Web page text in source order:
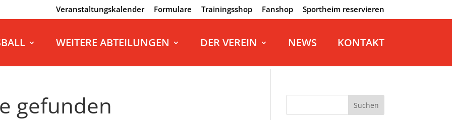
Veranstaltungskalender Formulare Trainingsshop Fanshop Sportheim reservieren
WEITERE ABTEILUNGEN DER VEREIN NEWS KONTAKT
gefunden